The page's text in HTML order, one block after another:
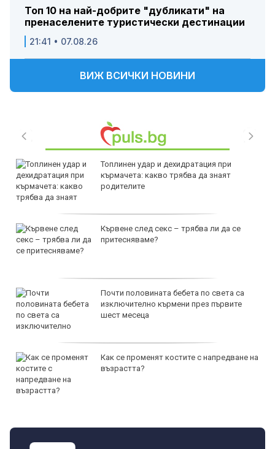
Топ 10 на най-добрите "дубликати" на
пренаселените туристически дестинации
21:41 • 07.08.26
ВИЖ ВСИЧКИ НОВИНИ
Топлинен удар и дехидратация при
кърмачета: какво трябва да знаят
родителите
Кървене след секс – трябва ли да се
притесняваме?
Почти половината бебета по света са
изключително кърмени през първите
шест месеца
Как се променят костите с напредване на
възрастта?